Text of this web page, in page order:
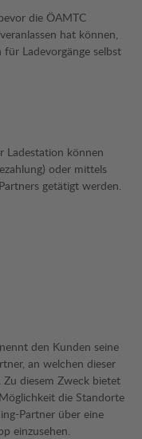
die ÖAMTC
hat können,
Ladevorgänge selbst
Ladestation können
oder mittels
getätigt werden.
den Kunden seine
an welchen dieser
diesem Zweck bietet
die Standorte
Partner über eine
einzusehen.